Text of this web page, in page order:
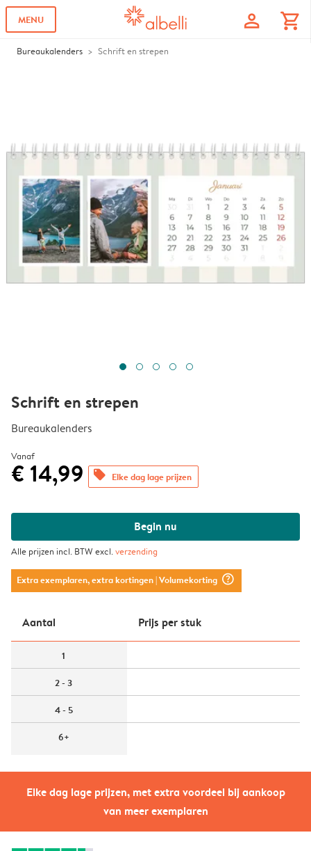
MENU profile shopping_cart
Bureaukalenders Schrift en strepen
Elke dag lage prijzen, met extra voordeel bij aankoop
van meer exemplaren
Schrift en strepen
Bureaukalenders
Vanaf
€ 14,99 offers Elke dag lage prijzen
Begin nu
Alle prijzen incl. BTW excl.verzending
Extra exemplaren, extra kortingen| Volumekorting question_mark_circle
Aantal Prijs per stuk
1
2 - 3
4 - 5
6+